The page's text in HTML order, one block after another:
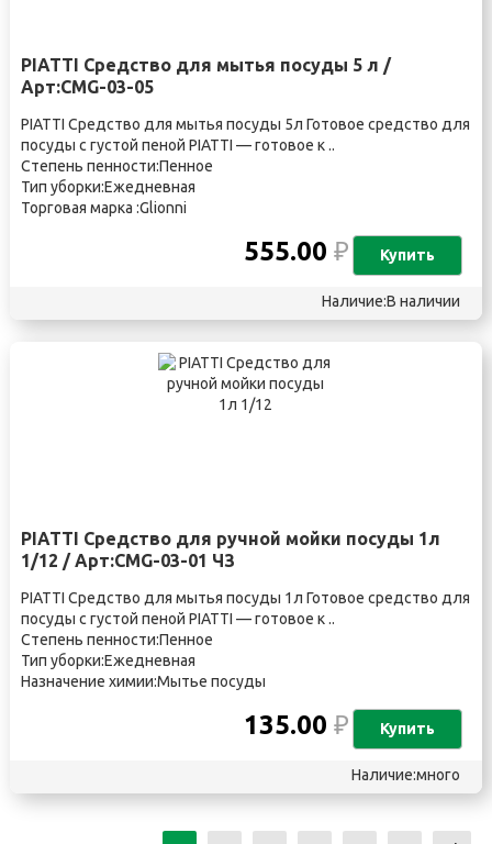
PIATTI Средство для мытья посуды 5 л /
Арт:CMG-03-05
PIATTI Средство для мытья посуды 5л Готовое средство для
посуды с густой пеной PIATTI — готовое к ..
Степень пенности:Пенное
Тип уборки:Ежедневная
Торговая марка :Glionni
555.00₽ Купить
Наличие:В наличии
PIATTI Средство для ручной мойки посуды 1л
1/12 / Арт:CMG-03-01 ЧЗ
PIATTI Средство для мытья посуды 1л Готовое средство для
посуды с густой пеной PIATTI — готовое к ..
Степень пенности:Пенное
Тип уборки:Ежедневная
Назначение химии:Мытье посуды
135.00₽ Купить
Наличие:много